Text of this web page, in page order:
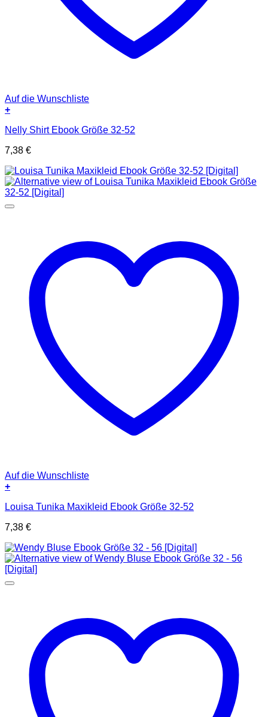
Auf die Wunschliste
+
Nelly Shirt Ebook Größe 32-52
7,38 €
Auf die Wunschliste
+
Louisa Tunika Maxikleid Ebook Größe 32-52
7,38 €